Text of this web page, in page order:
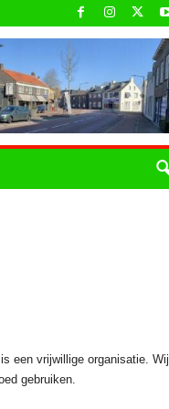
een vrijwillige organisatie. Wij
gebruiken.